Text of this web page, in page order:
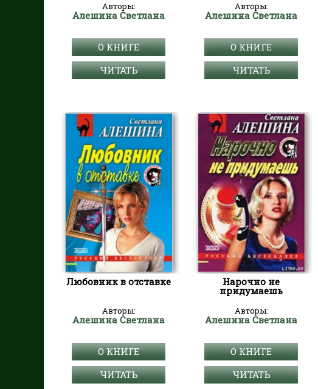
Авторы:
Алешина Светлана
О КНИГЕ
ЧИТАТЬ
Авторы:
Алешина Светлана
О КНИГЕ
ЧИТАТЬ
Любовник в отставке
Авторы:
Алешина Светлана
О КНИГЕ
ЧИТАТЬ
Нарочно не
придумаешь
Авторы:
Алешина Светлана
О КНИГЕ
ЧИТАТЬ